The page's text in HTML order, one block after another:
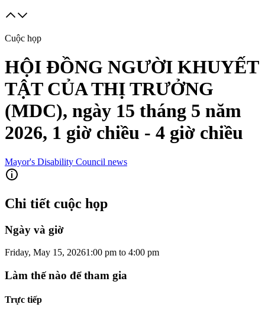
Cuộc họp
HỘI ĐỒNG NGƯỜI KHUYẾT
TẬT CỦA THỊ TRƯỞNG
(MDC), ngày 15 tháng 5 năm
2026, 1 giờ chiều - 4 giờ chiều
Mayor's Disability Council news
Chi tiết cuộc họp
Ngày và giờ
Friday, May 15, 20261:00 pm to 4:00 pm
Làm thế nào để tham gia
Trực tiếp